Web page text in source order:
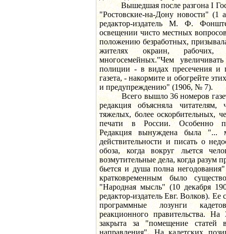
Вышедшая после разгона I
"Ростовские-на-Дону новости" (1
редактор-издатель М. Ф.
освещении чисто местных
положению безработных,
жителях окраин, рабочих,
многосемейных."Чем
полиции - в видах пресечения и
газета, - накормите и обогрейте
и предупреждению" (1906, № 7).
Всего вышло 36 номеров
редакция объясняла
тяжелых, более оскорбительных,
печати в России. Особенно
Редакция вынуждена была "...
действительности и писать о
обоза, когда вокруг льется
возмутительные дела, когда разум
бьется и душа полна
кратковременным было
"Народная мысль" (10 декабря
редактор-издатель Евг. Волков). Ее
программные лозунги
реакционного правительства.
закрыта за "помещение статей
направления". На кадетских